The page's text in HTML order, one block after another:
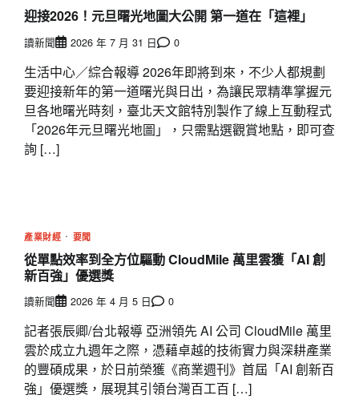
迎接2026！元旦曙光地圖大公開 第一道在「這裡」
讀新聞 2026 年 7 月 31 日 0
生活中心／綜合報導 2026年即將到來，不少人都規劃
要迎接新年的第一道曙光與日出，為讓民眾精準掌握元
旦各地曙光時刻，臺北天文館特別製作了線上互動程式
「2026年元旦曙光地圖」，只需點選觀賞地點，即可查
詢 […]
產業財經 要聞
從單點效率到全方位驅動 CloudMile 萬里雲獲「AI 創
新百強」優選獎
讀新聞 2026 年 4 月 5 日 0
記者張辰卿/台北報導 亞洲領先 AI 公司 CloudMile 萬里
雲於成立九週年之際，憑藉卓越的技術實力與深耕產業
的豐碩成果，於日前榮獲《商業週刊》首屆「AI 創新百
強」優選獎，展現其引領台灣百工百 […]